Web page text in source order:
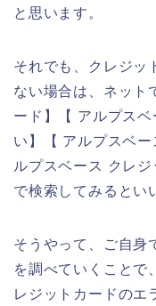
と思います。
それでも、クレジッ
ない場合は、ネット
ード】【 アルプス
い】【 アルプスベ
ルプスベース クレ
で検索してみるとい
そうやって、ご自身
を調べていくことで
レジットカードのエ